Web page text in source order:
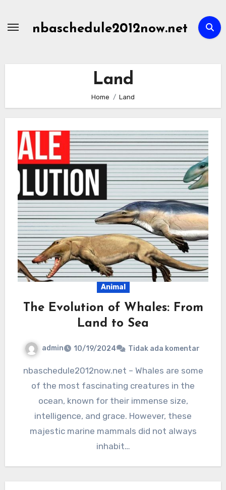
nbaschedule2012now.net
Land
Home Land
Animal
The Evolution of Whales: From
Land to Sea
admin 10/19/2024 Tidak ada komentar
nbaschedule2012now.net – Whales are some
of the most fascinating creatures in the
ocean, known for their immense size,
intelligence, and grace. However, these
majestic marine mammals did not always
inhabit…